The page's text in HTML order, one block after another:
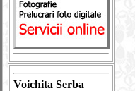
Voichita Serba